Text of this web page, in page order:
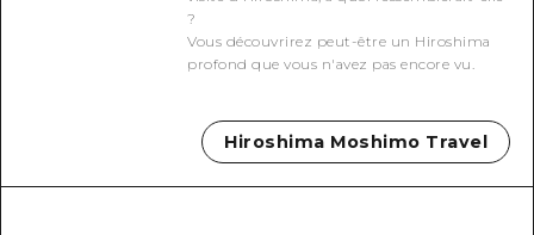
Guide bénévole
FAQ
Téléchargement de Photos
?
Vous découvrirez peut-être un Hiroshima
profond que vous n'avez pas encore vu.
Hiroshima Moshimo Travel